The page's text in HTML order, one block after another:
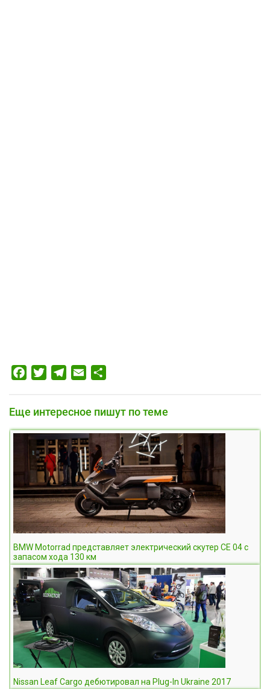
FacebookTwitterTelegram
Email
Еще интересное пишут по теме
BMW Motorrad представляет электрический скутер CE 04 с
запасом хода 130 км
Nissan Leaf Cargo дебютировал на Plug-In Ukraine 2017